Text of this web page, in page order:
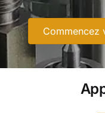
Commencez